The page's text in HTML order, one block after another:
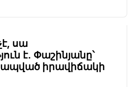
սա
է․ Փաշինյանը՝
իրավիճակի